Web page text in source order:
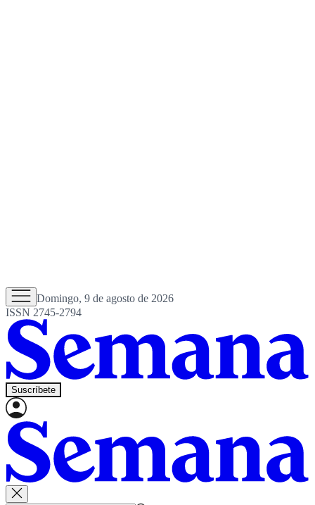
Domingo, 9 de agosto de 2026
ISSN 2745-2794
Suscríbete